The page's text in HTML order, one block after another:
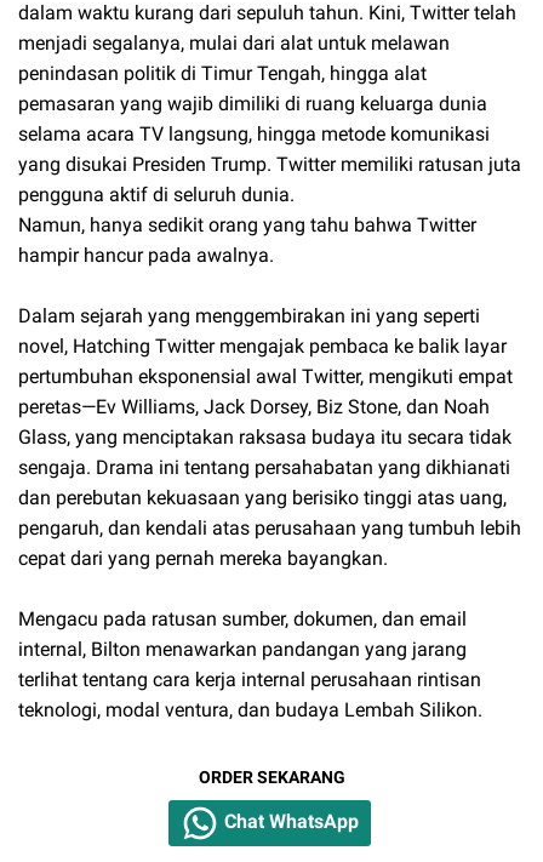
dalam waktu kurang dari sepuluh tahun. Kini, Twitter telah
menjadi segalanya, mulai dari alat untuk melawan
penindasan politik di Timur Tengah, hingga alat
pemasaran yang wajib dimiliki di ruang keluarga dunia
selama acara TV langsung, hingga metode komunikasi
yang disukai Presiden Trump. Twitter memiliki ratusan juta
pengguna aktif di seluruh dunia.
Namun, hanya sedikit orang yang tahu bahwa Twitter
hampir hancur pada awalnya.
Dalam sejarah yang menggembirakan ini yang seperti
novel, Hatching Twitter mengajak pembaca ke balik layar
pertumbuhan eksponensial awal Twitter, mengikuti empat
peretas—Ev Williams, Jack Dorsey, Biz Stone, dan Noah
Glass, yang menciptakan raksasa budaya itu secara tidak
sengaja. Drama ini tentang persahabatan yang dikhianati
dan perebutan kekuasaan yang berisiko tinggi atas uang,
pengaruh, dan kendali atas perusahaan yang tumbuh lebih
cepat dari yang pernah mereka bayangkan.
Mengacu pada ratusan sumber, dokumen, dan email
internal, Bilton menawarkan pandangan yang jarang
terlihat tentang cara kerja internal perusahaan rintisan
teknologi, modal ventura, dan budaya Lembah Silikon.
ORDER SEKARANG
Chat WhatsApp